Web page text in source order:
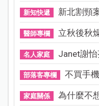
新知快遞 新北割頸
醫師專欄 立秋後秋
名人家庭 Janet謝
部落客專欄 不買手
家庭關係 為什麼不